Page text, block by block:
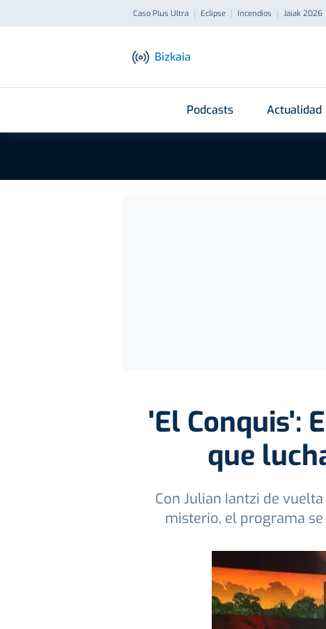
Caso Plus Ultra Eclipse Incendios Jaiak 2026
Bizkaia
Podcasts Actualidad
'El Conquis':
que
Con Julian Iantzi de
misterio, el programa